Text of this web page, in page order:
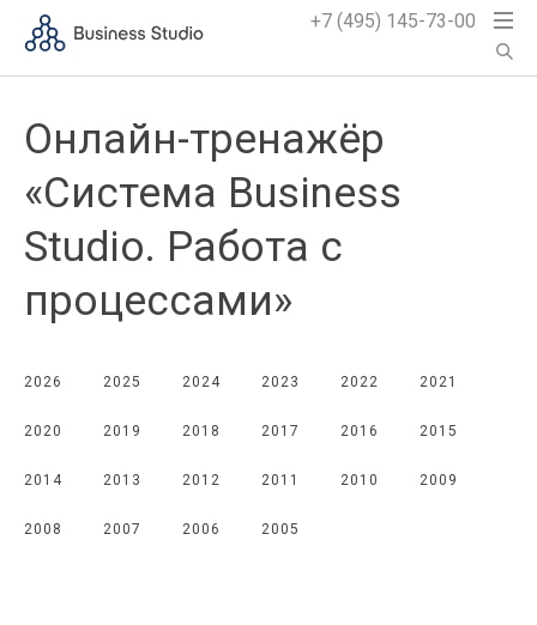
+7 (495) 145-73-00
Онлайн-тренажёр
«Система Business
Studio. Работа с
процессами»
2026 2025 2024 2023 2022 2021
2020 2019 2018 2017 2016 2015
2014 2013 2012 2011 2010 2009
2008 2007 2006 2005